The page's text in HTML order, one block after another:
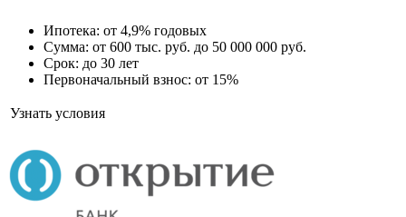
Ипотека: от 4,9% годовых
Сумма: от 600 тыс. руб. до 50 000 000 руб.
Срок: до 30 лет
Первоначальный взнос: от 15%
Узнать условия